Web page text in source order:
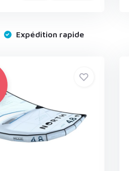
Expédition rapide